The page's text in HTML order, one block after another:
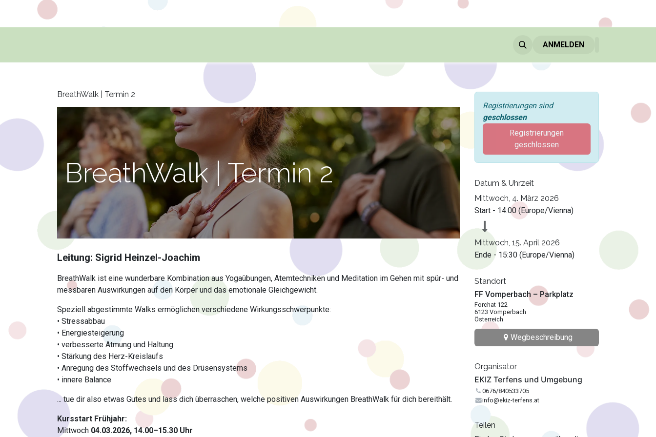
MITGLIEDSCHAFT & GUTSCHEINE
ANMELDEN
BreathWalk | Termin 2
BreathWalk | Termin 2
Leitung: Sigrid Heinzel-Joachim
BreathWalk ist eine wunderbare Kombination aus Yogaübungen, Atemtechniken und Meditation im Gehen mit spür- und
messbaren Auswirkungen auf den Körper und das emotionale Gleichgewicht.
Speziell abgestimmte Walks ermöglichen verschiedene Wirkungsschwerpunkte:
• Stressabbau
• Energiesteigerung
• verbesserte Atmung und Haltung
• Stärkung des Herz-Kreislaufs
• Anregung des Stoffwechsels und des Drüsensystems
• innere Balance
... tue dir also etwas Gutes und lass dich überraschen, welche positiven Auswirkungen BreathWalk für dich bereithält.
Kursstart Frühjahr:
Mittwoch 04.03.2026, 14.00–15.30 Uhr
Registrierungen sind
geschlossen
Registrierungen
geschlossen
Datum & Uhrzeit
Mittwoch, 4. März 2026
Start - 14:00 (Europe/Vienna)
Mittwoch, 15. April 2026
Ende - 15:30 (Europe/Vienna)
Standort
FF Vomperbach – Parkplatz
Forchat 122
6123 Vomperbach
Österreich
Wegbeschreibung
Organisator
EKIZ Terfens und Umgebung
0676/840533705
info@ekiz-terfens.at
Teilen